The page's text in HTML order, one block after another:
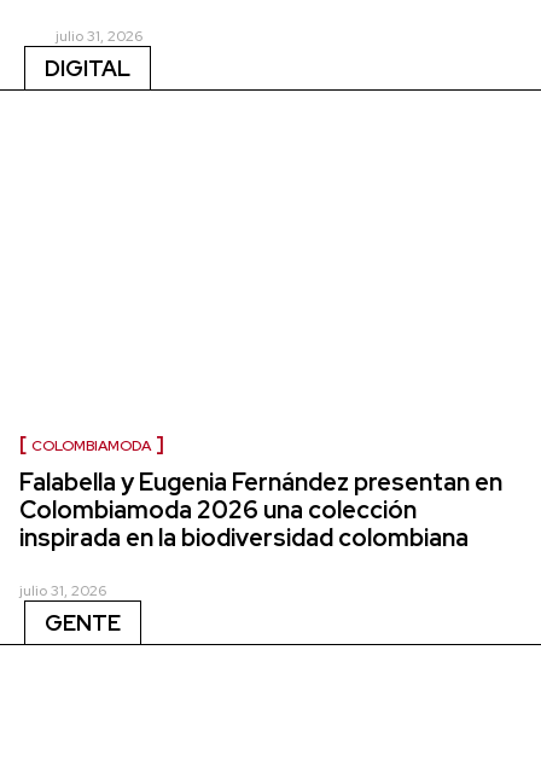
julio 31, 2026
DIGITAL
COLOMBIAMODA
Falabella y Eugenia Fernández presentan en
Colombiamoda 2026 una colección
inspirada en la biodiversidad colombiana
julio 31, 2026
GENTE